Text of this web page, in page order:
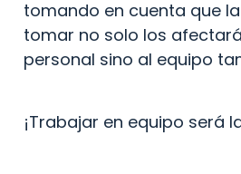
tomando en cuenta que
tomar no solo los
personal sino al equipo
¡Trabajar en equipo será